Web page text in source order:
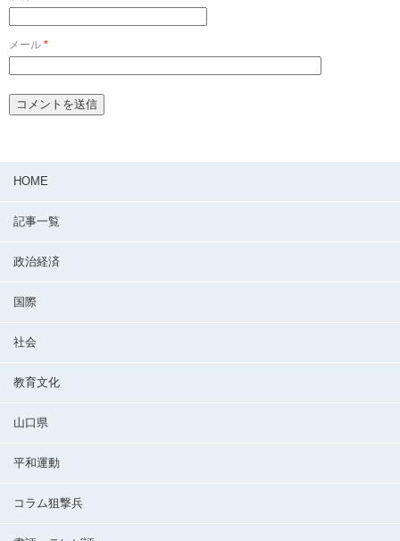
メール *
HOME
記事一覧
政治経済
国際
社会
教育文化
山口県
平和運動
コラム狙撃兵